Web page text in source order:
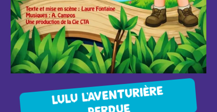
LULU L’AVENTURIÈRE